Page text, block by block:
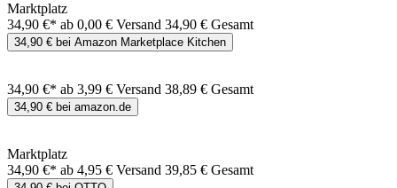
Marktplatz
34,90 €* ab 0,00 € Versand 34,90 € Gesamt
34,90 € bei Amazon Marketplace Kitchen
34,90 €* ab 3,99 € Versand 38,89 € Gesamt
34,90 € bei amazon.de
Marktplatz
34,90 €* ab 4,95 € Versand 39,85 € Gesamt